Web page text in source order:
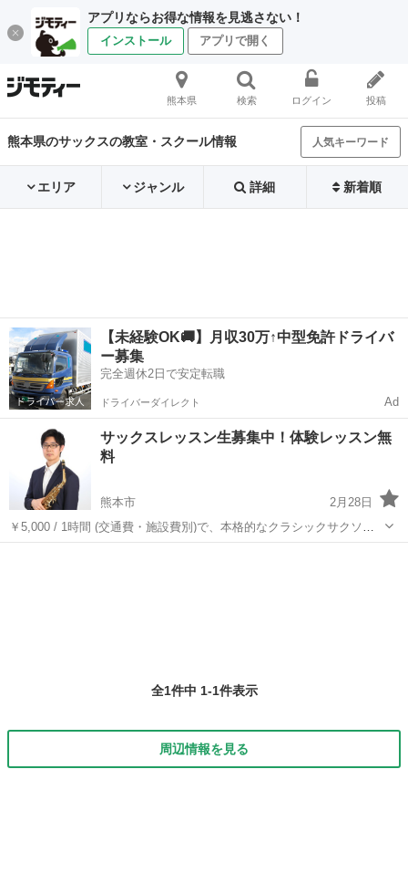
アプリならお得な情報を見逃さない！
インストール アプリで開く
熊本県 検索 ログイン 投稿
熊本県のサックスの教室・スクール情報 人気キーワード
エリア ジャンル 詳細 新着順
【未経験OK🚚】月収30万↑中型免許ドライバ
ー募集
完全週休2日で安定転職
ドライバーダイレクト Ad
サックスレッスン生募集中！体験レッスン無
料
熊本市
2月28日
￥5,000 / 1時間 (交通費・施設費別)で、本格的なクラシックサクソフ
ォンのレッスンを行います！ 一人一人の現状や目標に合わせた、専門
全1件中 1-1件表示
周辺情報を見る